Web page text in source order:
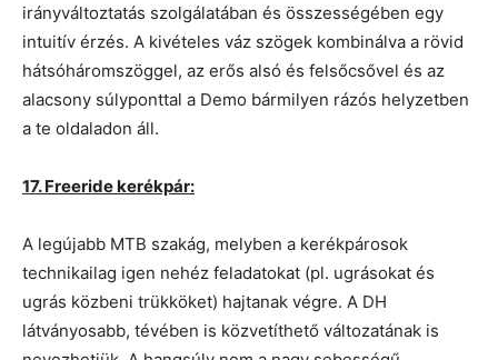
irányváltoztatás szolgálatában és összességében egy
intuitív érzés. A kivételes váz szögek kombinálva a rövid
hátsóháromszöggel, az erős alsó és felsőcsővel és az
alacsony súlyponttal a Demo bármilyen rázós helyzetben
a te oldaladon áll.
17. Freeride kerékpár:
A legújabb MTB szakág, melyben a kerékpárosok
technikailag igen nehéz feladatokat (pl. ugrásokat és
ugrás közbeni trükköket) hajtanak végre. A DH
látványosabb, tévében is közvetíthető változatának is